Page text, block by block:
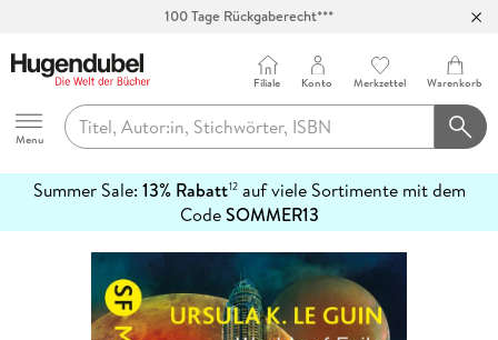
100 Tage Rückgaberecht***
Hugendubel
Menu
Filiale Konto Merkzettel Warenkorb
Summer Sale: 13% Rabatt12auf viele Sortimente mit dem
CodeSOMMER13
erfahren